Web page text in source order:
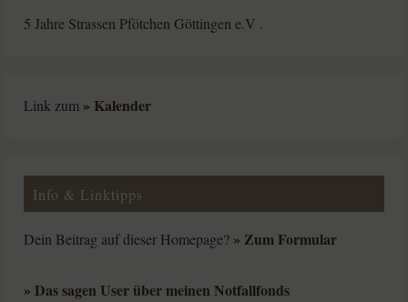
5 Jahre Strassen Pfötchen Göttingen e.V .
Link zum» Kalender
Info & Linktipps
Dein Beitrag auf dieser Homepage?» Zum Formular
» Das sagen User über meinen Notfallfonds